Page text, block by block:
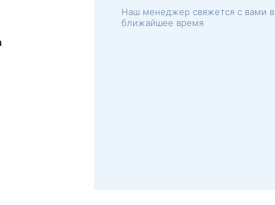
Наш менеджер свяжется с вами в
ближайшее время